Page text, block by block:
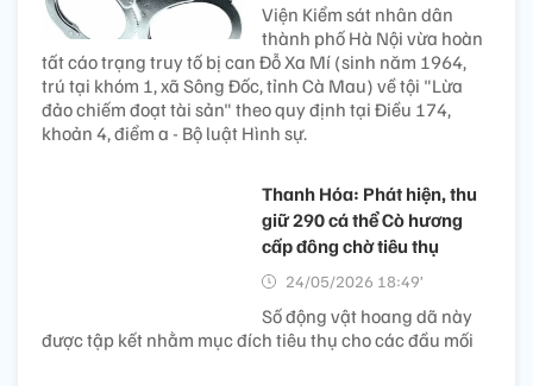
Viện Kiểm sát nhân dân
thành phố Hà Nội vừa hoàn
tất cáo trạng truy tố bị can Đỗ Xa Mí (sinh năm 1964,
trú tại khóm 1, xã Sông Đốc, tỉnh Cà Mau) về tội "Lừa
đảo chiếm đoạt tài sản" theo quy định tại Điều 174,
khoản 4, điểm a - Bộ luật Hình sự.
Thanh Hóa: Phát hiện, thu
giữ 290 cá thể Cò hương
cấp đông chờ tiêu thụ
24/05/2026 18:49’
Số động vật hoang dã này
được tập kết nhằm mục đích tiêu thụ cho các đầu mối